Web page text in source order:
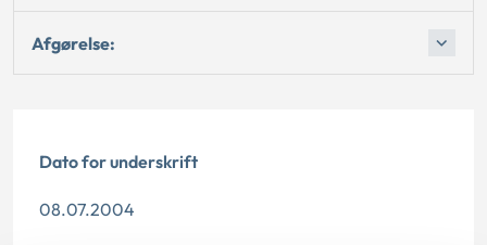
Afgørelse:
Dato for underskrift
08.07.2004